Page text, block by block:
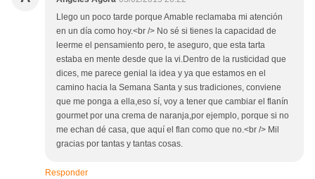
Llego un poco tarde porque Amable reclamaba mi atención
en un día como hoy.<br /> No sé si tienes la capacidad de
leerme el pensamiento pero, te aseguro, que esta tarta
estaba en mente desde que la vi.Dentro de la rusticidad que
dices, me parece genial la idea y ya que estamos en el
camino hacia la Semana Santa y sus tradiciones, conviene
que me ponga a ella,eso sí, voy a tener que cambiar el flanín
gourmet por una crema de naranja,por ejemplo, porque si no
me echan dé casa, que aquí el flan como que no.<br /> Mil
gracias por tantas y tantas cosas.
Responder